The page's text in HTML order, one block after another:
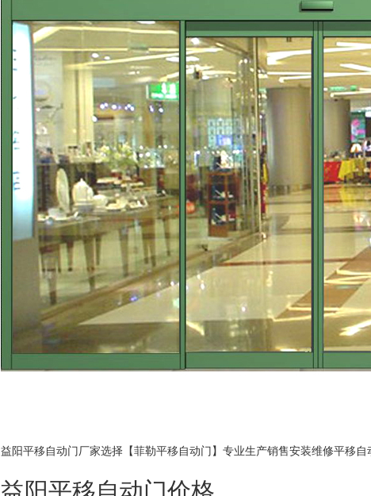
益阳平移自动门厂家选择【菲勒平移自动门】专业生产销售安装维修平移自